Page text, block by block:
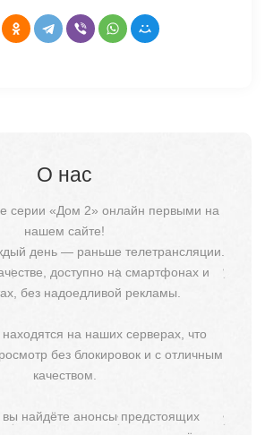
О нас
серии «Дом 2» онлайн первыми на
нашем сайте!
день — раньше телетрансляции.
доступно на смартфонах и
без надоедливой рекламы.
на наших серверах, что
без блокировок и с отличным
качеством.
вы найдёте анонсы предстоящих